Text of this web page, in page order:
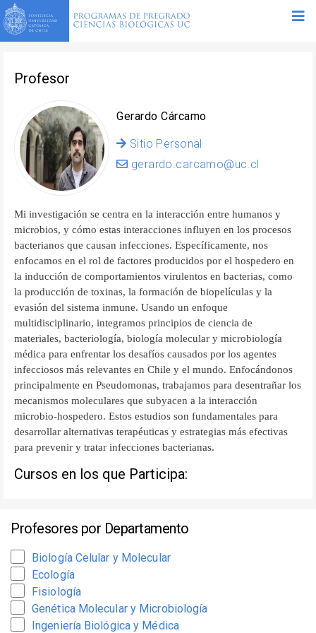
Profesor
Gerardo Cárcamo
Sitio Personal
gerardo.carcamo@uc.cl
Mi investigación se centra en la interacción entre humanos y
microbios, y cómo estas interacciones influyen en los procesos
bacterianos que causan infecciones. Específicamente, nos
enfocamos en el rol de factores producidos por el hospedero en
la inducción de comportamientos virulentos en bacterias, como
la producción de toxinas, la formación de biopelículas y la
evasión del sistema inmune. Usando un enfoque
multidisciplinario, integramos principios de ciencia de
materiales, bacteriología, biología molecular y microbiología
médica para enfrentar los desafíos causados por los agentes
infecciosos más relevantes en Chile y el mundo. Enfocándonos
principalmente en Pseudomonas, trabajamos para desentrañar los
mecanismos moleculares que subyacen a la interacción
microbio-hospedero. Estos estudios son fundamentales para
desarrollar alternativas terapéuticas y estrategias más efectivas
para prevenir y tratar infecciones bacterianas.
Cursos en los que Participa:
Profesores por Departamento
Biología Celular y Molecular
Ecología
Fisiología
Genética Molecular y Microbiología
Ingeniería Biológica y Médica